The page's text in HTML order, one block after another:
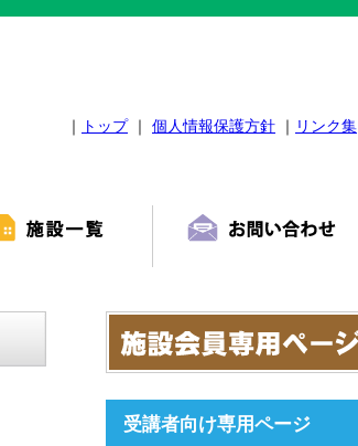
トップ｜ 個人情報保護方針 リンク集
受講者向け専用ページ